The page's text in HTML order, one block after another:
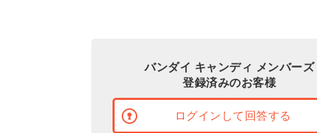
バンダイ キャンディ メンバーズ
登録済みのお客様
ログインして回答する